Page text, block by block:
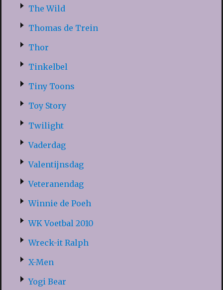
The Wild
Thomas de Trein
Thor
Tinkelbel
Tiny Toons
Toy Story
Twilight
Vaderdag
Valentijnsdag
Veteranendag
Winnie de Poeh
WK Voetbal 2010
Wreck-it Ralph
X-Men
Yogi Bear